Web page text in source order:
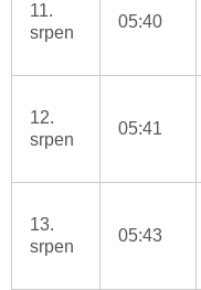
11.
srpen
05:40
12.
srpen
05:41
13.
srpen
05:43